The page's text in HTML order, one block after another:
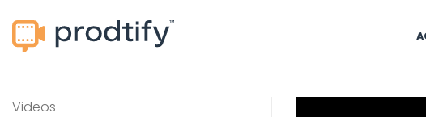
au
contenu
Videos